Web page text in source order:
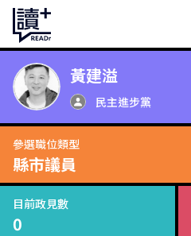
黃建溢
民主進步黨
參選職位類型
縣市議員
目前政見數
0